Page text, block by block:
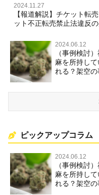
2024.11.27
【報道解説】チケット転
ット不正転売禁止法違反
2024.06.12
（事例検討
麻を所持し
れる？架空
ピックアップコラム
2024.06.12
（事例検討
麻を所持し
れる？架空